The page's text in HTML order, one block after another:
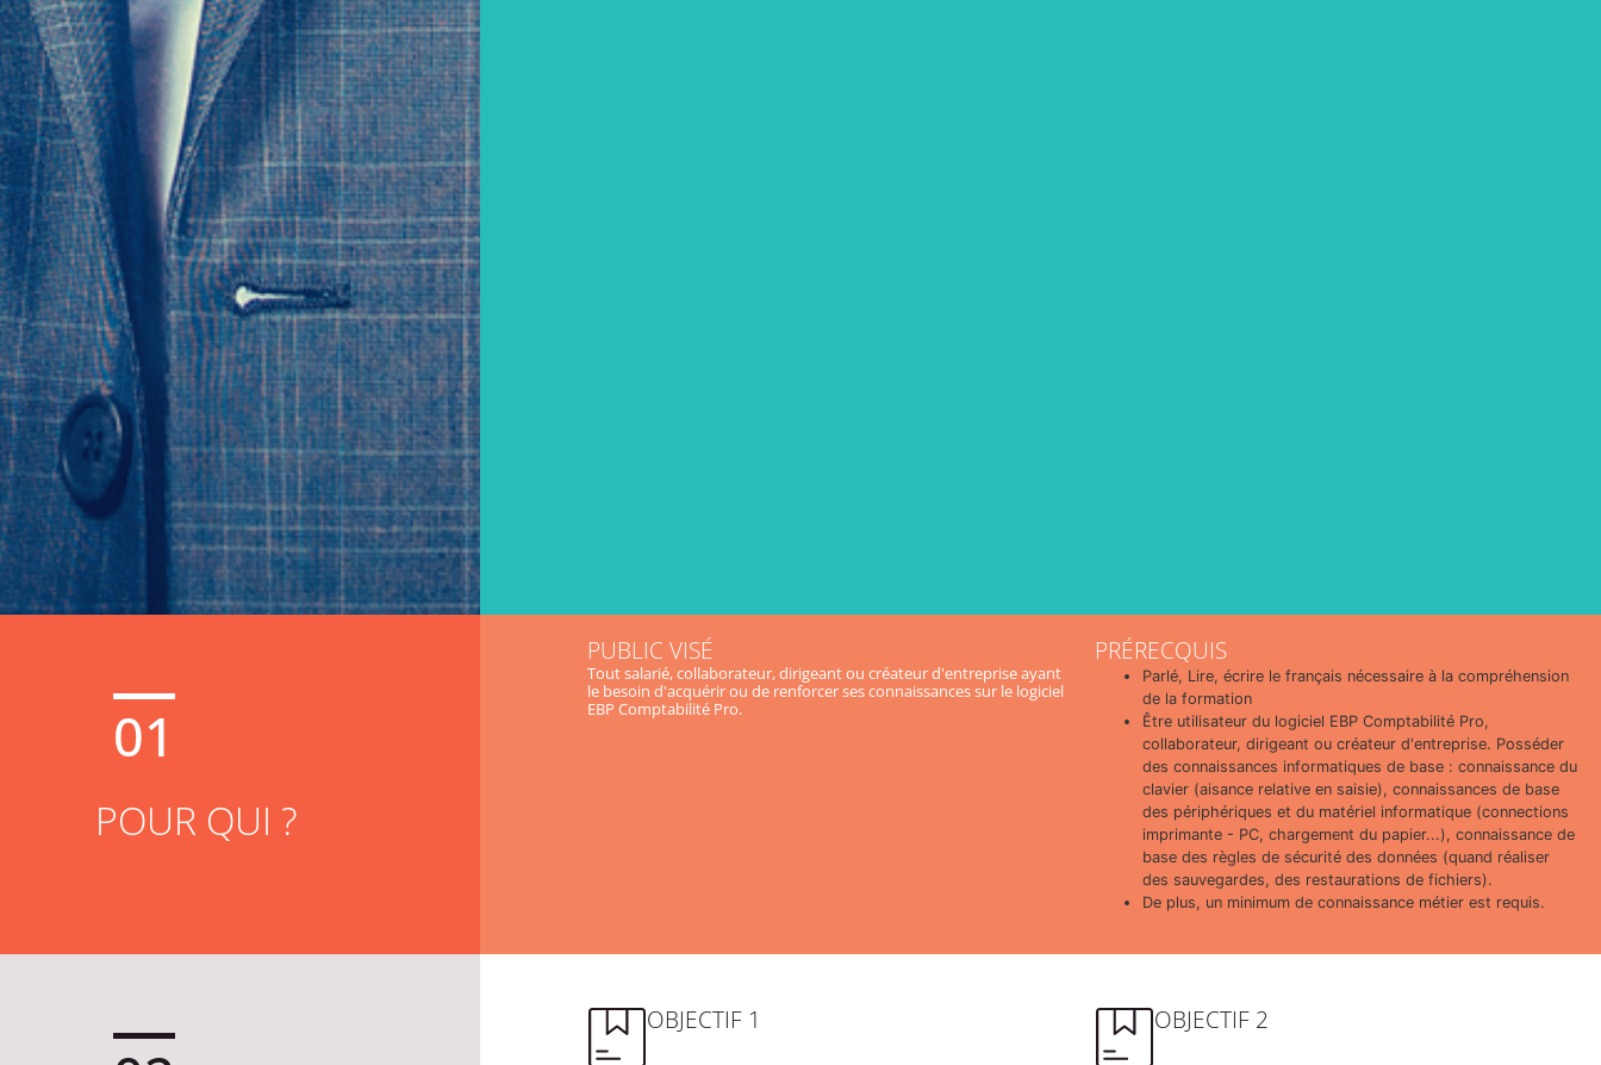
01
POUR QUI ?
PUBLIC VISÉ
Tout salarié, collaborateur, dirigeant ou créateur d'entreprise ayant
le besoin d'acquérir ou de renforcer ses connaissances sur le logiciel
EBP Comptabilité Pro.
PRÉRECQUIS
Parlé, Lire, écrire le français nécessaire à la compréhension
de la formation
Être utilisateur du logiciel EBP Comptabilité Pro,
collaborateur, dirigeant ou créateur d'entreprise. Posséder
des connaissances informatiques de base : connaissance du
clavier (aisance relative en saisie), connaissances de base
des périphériques et du matériel informatique (connections
imprimante - PC, chargement du papier...), connaissance de
base des règles de sécurité des données (quand réaliser
des sauvegardes, des restaurations de fichiers).
De plus, un minimum de connaissance métier est requis.
OBJECTIF 1 OBJECTIF 2